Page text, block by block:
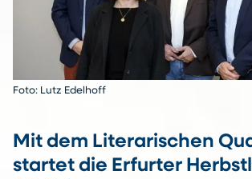
Foto: Lutz Edelhoff
Mit dem Literarischen
startet die Erfurter